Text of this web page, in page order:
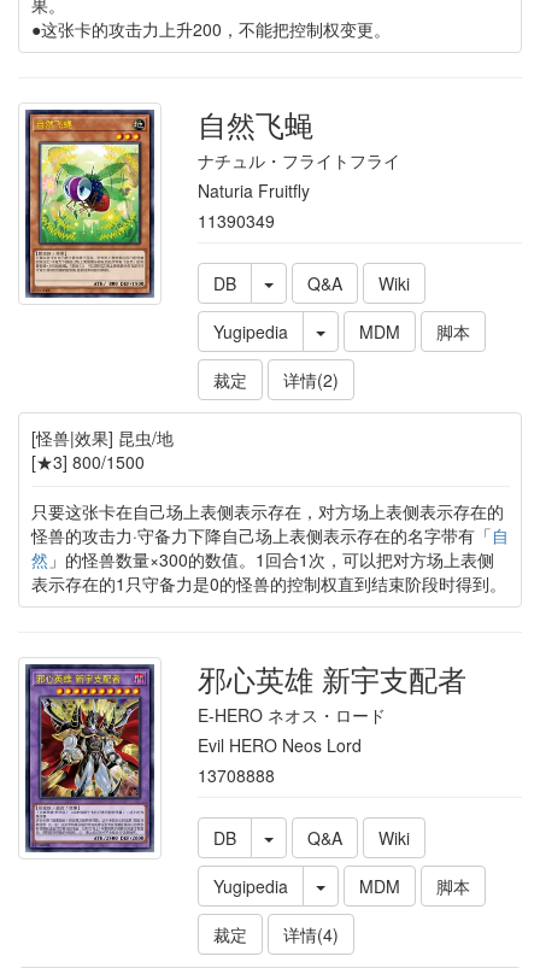
●这张卡的攻击力上升200，不能把控制权变更。
自然飞蝇
ナチュル・フライトフライ
Naturia Fruitfly
11390349
DB Q&A
Wiki
Yugipedia
MDM
脚本
裁定
详情(2)
[怪兽|效果] 昆虫/地
[★3] 800/1500
只要这张卡在自己场上表侧表示存在，对方场上表侧表示存在的
怪兽的攻击力·守备力下降自己场上表侧表示存在的名字带有「自
然 」的怪兽数量×300的数值。1回合1次，可以把对方场上表侧
表示存在的1只守备力是0的怪兽的控制权直到结束阶段时得到。
邪心英雄 新宇支配者
E-HERO ネオス・ロード
Evil HERO Neos Lord
13708888
DB Q&A
Wiki
Yugipedia
MDM
脚本
裁定
详情(4)